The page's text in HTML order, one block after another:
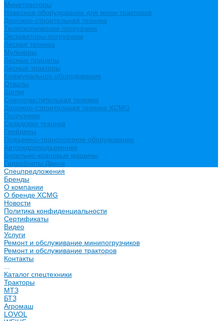
Минитракторы
Навесное оборудование для мини-тракторов
Дорожно-строительная техника
Телескопические погрузчики
Экскаваторы-погрузчики
Лесная техника
Мульчеры
Лесные прицепы
Лесные тракторы
Коммунальное оборудование
Отвалы
Щетки
Снегоочистительная техника
Дорожно-строительная техника XCMG
Погрузчики
Складская техника
Грейдеры
Подъемно-транспортное оборудование
Автогидроподъемники
Бурильно-крановые машины
Гидроборты Двина
Спецпредложения
Бренды
О компании
О бренде XCMG
Новости
Политика конфиденциальности
Сертификаты
Видео
Услуги
Ремонт и обслуживание минипогрузчиков
Ремонт и обслуживание тракторов
Контакты
Каталог спецтехники
Тракторы
МТЗ
БТЗ
Агромаш
LOVOL